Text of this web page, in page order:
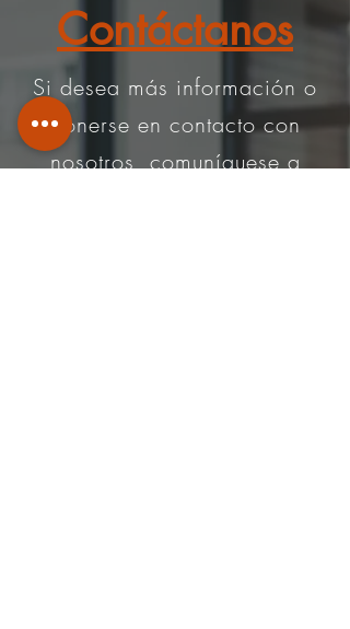
Contáctanos
Si desea más información o
ponerse en contacto con
nosotros, comuníquese a